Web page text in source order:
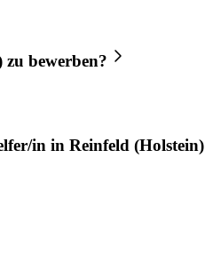
zu bewerben?
in in Reinfeld (Holstein)